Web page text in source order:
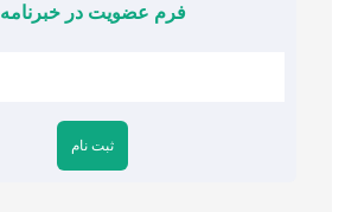
فرم عضویت در خبرنامه